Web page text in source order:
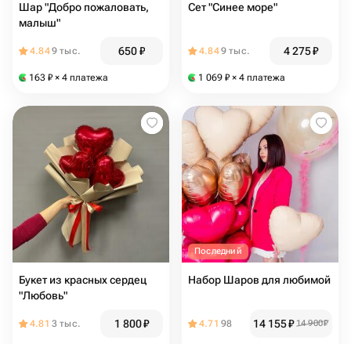
Шар "Добро пожаловать,
малыш"
4.849 тыс. 650₽
163 ₽ × 4 платежа
Сет "Синее море"
4.849 тыс. 4 275₽
1 069 ₽ × 4 платежа
Букет из красных сердец
"Любовь"
4.81 3 тыс. 1 800₽
Последний
Набор Шаров для любимой
4.71 98 14 155₽ 14 900₽